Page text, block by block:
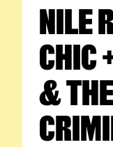
NILE
CHIC
&